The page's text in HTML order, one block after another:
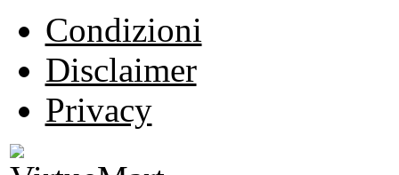
Condizioni
Disclaimer
Privacy